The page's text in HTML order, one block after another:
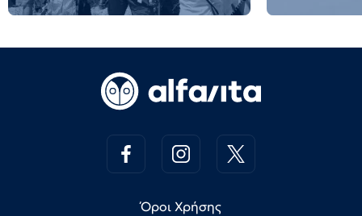
Όροι Χρήσης